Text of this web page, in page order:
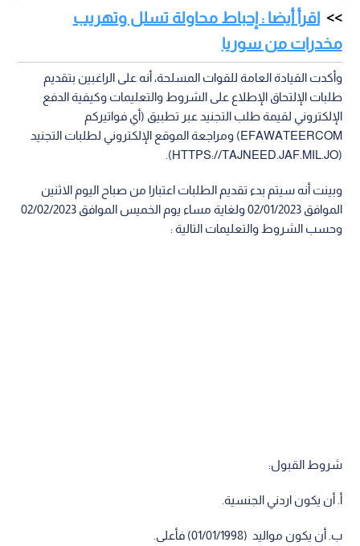
اقرأ أيضا : إحباط محاولة تسلل وتهريب
مخدرات من سوريا
وأكدت القيادة العامة للقوات المسلحة، أنه على الراغبين بتقديم
طلبات الإلتحاق الإطلاع على الشروط والتعليمات وكيفية الدفع
الإلكتروني لقيمة طلب التجنيد عبر تطبيق (أي فواتيركم
EFAWATEERCOM) ومراجعة الموقع الإلكتروني لطلبات التجنيد
(HTTPS://TAJNEED.JAF.MIL.JO).
وبينت أنه سيتم بدء تقديم الطلبات اعتبارا من صباح اليوم الاثنين
الموافق 02/01/2023 ولغاية مساء يوم الخميس الموافق 02/02/2023
وحسب الشروط والتعليمات التالية :
شروط القبول:
‌أ. أن يكون اردني الجنسية.
‌ب. أن يكون مواليد (01/01/1998) فأعلى.